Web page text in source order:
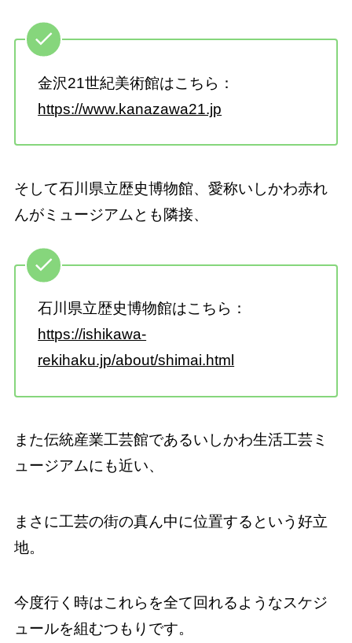
金沢21世紀美術館はこちら：
https://www.kanazawa21.jp
そして石川県立歴史博物館、愛称いしかわ赤れ
んがミュージアムとも隣接、
石川県立歴史博物館はこちら：
https://ishikawa-
rekihaku.jp/about/shimai.html
また伝統産業工芸館であるいしかわ生活工芸ミ
ュージアムにも近い、
まさに工芸の街の真ん中に位置するという好立
地。
今度行く時はこれらを全て回れるようなスケジ
ュールを組むつもりです。